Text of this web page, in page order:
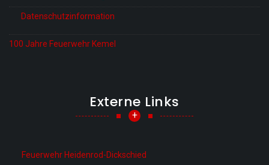
Datenschutzinformation
100 Jahre Feuerwehr Kemel
Externe Links
+
Feuerwehr Heidenrod-Dickschied